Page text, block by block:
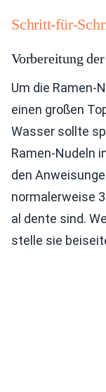
Schritt-für-
Vorbereitung
Um die Ramen-
einen großen
Wasser sollte
Ramen-Nudeln
den
normalerweise
al dente sind.
stelle sie